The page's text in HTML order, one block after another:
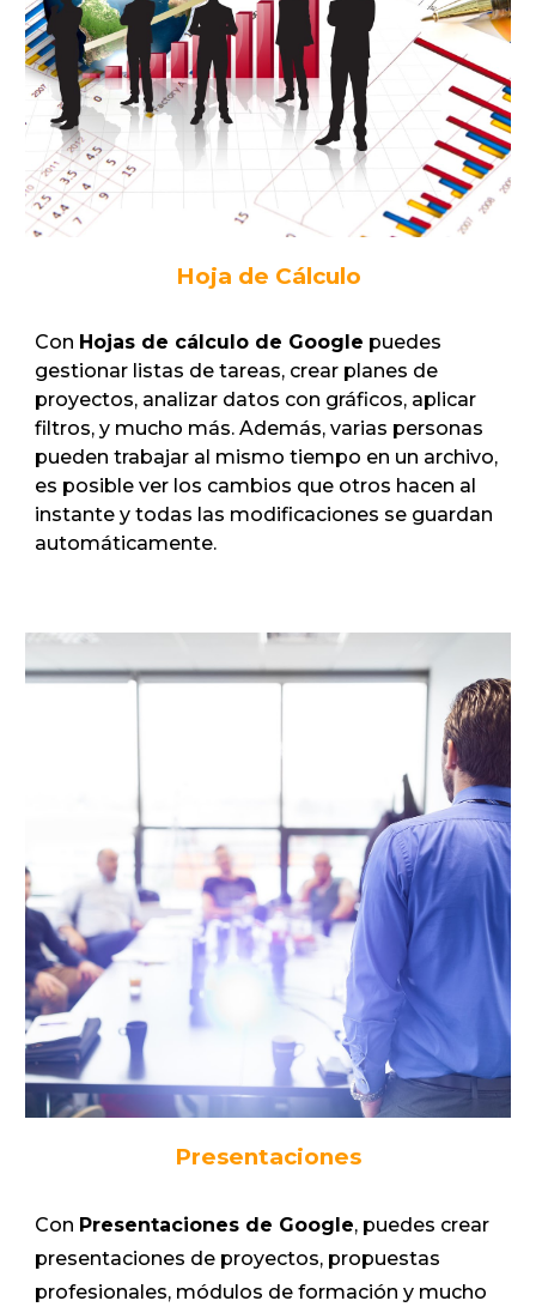
Hoja de Cálculo
Con Hojas de cálculo de Google puedes
gestionar listas de tareas, crear planes de
proyectos, analizar datos con gráficos, aplicar
filtros, y mucho más. Además, varias personas
pueden trabajar al mismo tiempo en un archivo,
es posible ver los cambios que otros hacen al
instante y todas las modificaciones se guardan
automáticamente.
Presentaciones
Con Presentaciones de Google, puedes crear
presentaciones de proyectos, propuestas
profesionales, módulos de formación y mucho